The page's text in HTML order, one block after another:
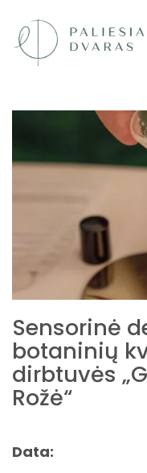
Sensorinė
botaninių
dirbtuvės
Rožė“
Data: